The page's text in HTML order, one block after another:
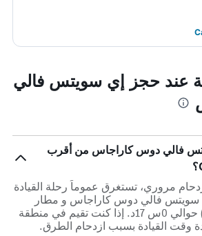
عند حجز إي سويتس فالي
فالي دوس كاراجاس من أقرب
مروري، تستغرق عموماً رحلة القيادة
بين إي سويتس فالي دوس كاراجاس و مطار
Carajás (أقرب مطار) حوالي 0س 17د. إذا كنت تقيم في منطقة
وقت القيادة بسبب ازدحام الطرق.